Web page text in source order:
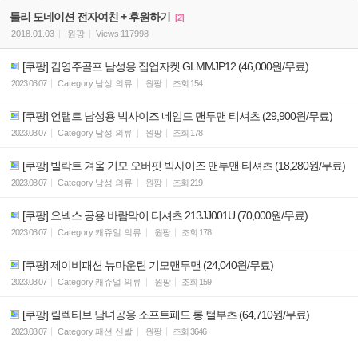
툴리 도네이션 전자여친 + 후원하기
[2]
2018.01.03
원팡 Views 117998
[쿠팡] 김영주골프 남성용 집업자켓 GLMMJP12 (46,000원/무료)
2023.03.07 Category 남성 의류 원팡 조회 154
[쿠팡] 언탭트 남성용 빅사이즈 네임드 맨투맨 티셔츠 (29,900원/무료)
2023.03.07 Category 남성 의류 원팡 조회 178
[쿠팡] 빌락트 겨울 기모 오버핏 빅사이즈 맨투맨 티셔츠 (18,280원/무료)
2023.03.07 Category 남성 의류 원팡 조회 219
[쿠팡] 요넥스 공용 바람막이 티셔츠 213JJ001U (70,000원/무료)
2023.03.07 Category 캐쥬얼 의류 원팡 조회 178
[쿠팡] 제이비패션 뉴마운틴 기모맨투맨 (24,040원/무료)
2023.03.07 Category 캐쥬얼 의류 원팡 조회 159
[쿠팡] 릴렉티브 남녀공용 소프트패드 롱 털부츠 (64,710원/무료)
2023.03.07 Category패션 신발 원팡 조회 3646